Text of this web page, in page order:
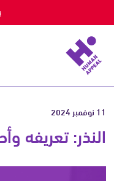
11 نوفمبر 2024
النذر: تعريفه